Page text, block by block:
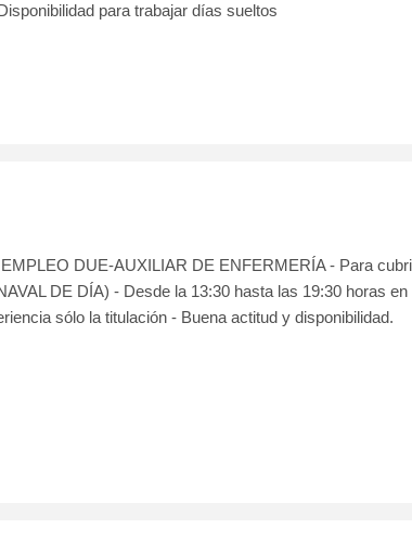
para trabajar días sueltos
DUE-AUXILIAR DE ENFERMERÍA - Para
DE DÍA) - Desde la 13:30 hasta las 19:30 horas
sólo la titulación - Buena actitud y disponibilidad.